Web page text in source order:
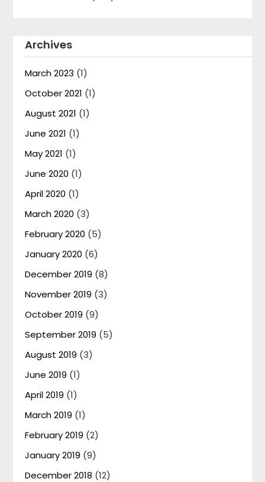
Archives
March 2023 (1)
October 2021 (1)
August 2021 (1)
June 2021 (1)
May 2021 (1)
June 2020 (1)
April 2020 (1)
March 2020 (3)
February 2020 (5)
January 2020 (6)
December 2019 (8)
November 2019 (3)
October 2019 (9)
September 2019 (5)
August 2019 (3)
June 2019 (1)
April 2019 (1)
March 2019 (1)
February 2019 (2)
January 2019 (9)
December 2018 (12)